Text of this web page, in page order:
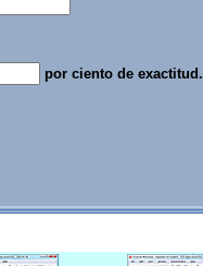
por ciento de exactitud.